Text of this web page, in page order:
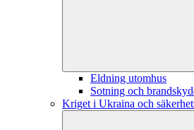
Eldning utomhus
Sotning och
Kriget i Ukraina och